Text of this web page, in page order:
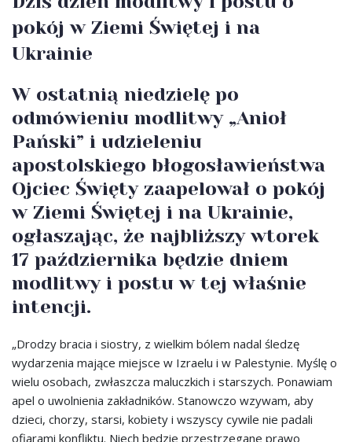
pokój w Ziemi Świętej i na
Ukrainie
W ostatnią niedzielę po
odmówieniu modlitwy „Anioł
Pański” i udzieleniu
apostolskiego błogosławieństwa
Ojciec Święty zaapelował o pokój
w Ziemi Świętej i na Ukrainie,
ogłaszając, że najbliższy wtorek
17 października będzie dniem
modlitwy i postu w tej właśnie
intencji.
„Drodzy bracia i siostry, z wielkim bólem nadal śledzę
wydarzenia mające miejsce w Izraelu i w Palestynie. Myślę o
wielu osobach, zwłaszcza maluczkich i starszych. Ponawiam
apel o uwolnienia zakładników. Stanowczo wzywam, aby
dzieci, chorzy, starsi, kobiety i wszyscy cywile nie padali
ofiarami konfliktu. Niech będzie przestrzegane prawo